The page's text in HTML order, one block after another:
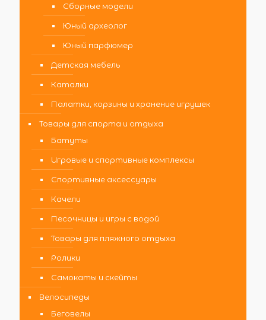
Сборные модели
Юный археолог
Юный парфюмер
Детская мебель
Каталки
Палатки, корзины и хранение игрушек
Товары для спорта и отдыха
Батуты
Игровые и спортивные комплексы
Спортивные аксессуары
Качели
Песочницы и игры с водой
Товары для пляжного отдыха
Ролики
Самокаты и скейты
Велосипеды
Беговелы